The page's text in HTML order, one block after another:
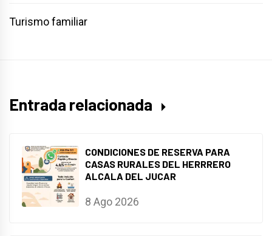
Turismo familiar
Entrada relacionada
CONDICIONES DE RESERVA PARA
CASAS RURALES DEL HERRRERO
ALCALA DEL JUCAR
8 Ago 2026